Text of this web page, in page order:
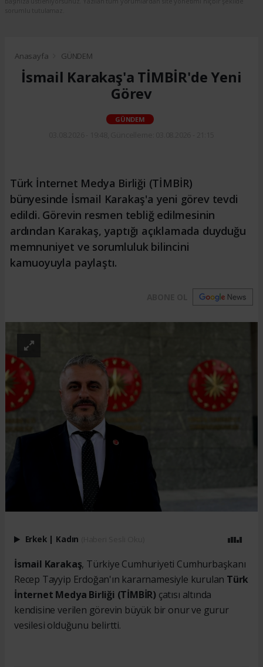
Anasayfa GÜNDEM
İsmail Karakaş'a TİMBİR'de Yeni
Görev
GÜNDEM
Türk İnternet Medya Birliği (TİMBİR)
bünyesinde İsmail Karakaş'a yeni görev tevdi
edildi. Görevin resmen tebliğ edilmesinin
ardından Karakaş, yaptığı açıklamada duyduğu
memnuniyet ve sorumluluk bilincini
kamuoyuyla paylaştı.
Erkek | Kadın
İsmail Karakaş, Türkiye Cumhuriyeti Cumhurbaşkanı
Recep Tayyip Erdoğan'ın kararnamesiyle kurulan Türk
İnternet Medya Birliği (TİMBİR) çatısı altında
kendisine verilen görevin büyük bir onur ve gurur
vesilesi olduğunu belirtti.